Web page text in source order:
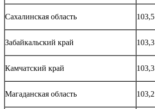
Сахалинская область 103,5
Забайкальский край 103,3
Камчатский край 103,3
Магаданская область 103,2